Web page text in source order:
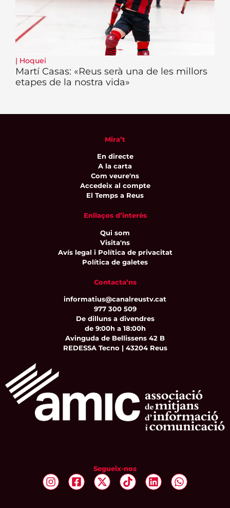
| Hoquei
Martí Casas: «Reus serà una de les millors
etapes de la nostra vida»
Mira’t
En directe
A la carta
Com veure'ns
Accedeix al compte
El Temps a Reus
Enllaços d’interès
Qui som
Visita'ns
Avís legal i Política de privacitat
Política de galetes
Contacta’ns
informatius@canalreustv.cat
977 300 509
De dilluns a divendres
de 9:00h a 18:00h
Avinguda de Bellissens 42 B
REDESSA Tecno | 43204 Reus
Segueix-nos